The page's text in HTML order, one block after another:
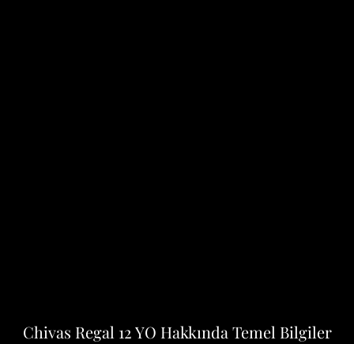
Chivas Regal 12 YO Hakkında Temel Bilgiler